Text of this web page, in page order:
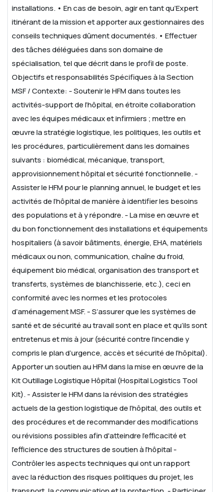
installations. • En cas de besoin, agir en tant qu’Expert
itinérant de la mission et apporter aux gestionnaires des
conseils techniques dûment documentés. • Effectuer
des tâches déléguées dans son domaine de
spécialisation, tel que décrit dans le profil de poste.
Objectifs et responsabilités Spécifiques à la Section
MSF / Contexte: - Soutenir le HFM dans toutes les
activités-support de l’hôpital, en étroite collaboration
avec les équipes médicauxet infirmiers ; mettre en
œuvre la stratégie logistique, les politiques, les outils et
les procédures, particulièrement dans les domaines
suivants : biomédical, mécanique, transport,
approvisionnement hôpital et sécurité fonctionnelle.-
Assister le HFM pour le planning annuel, le budget et les
activités de l’hôpital de manière à identifier les besoins
des populations et à y répondre.- La mise en œuvre et
du bon fonctionnement des installations et équipements
hospitaliers (à savoir bâtiments, énergie, EHA, matériels
médicaux ounon, communication, chaîne du froid,
équipement bio médical, organisation des transport et
transferts, systèmes de blanchisserie, etc.), ceci en
conformité avec les normes et les protocoles
d’aménagement MSF.- S’assurer que les systèmes de
santé et de sécurité au travail sont en place et qu’ils sont
entretenus et mis à jour (sécurité contre l’incendie y
comprisle plan d’urgence, accès et sécurité de l’hôpital).
Apporter un soutien au HFM dans la mise en œuvre de la
Kit Outillage Logistique Hôpital (HospitalLogistics Tool
Kit).- Assister le HFM dans la révision des stratégies
actuels de la gestion logistique de l’hôpital, des outils et
des procédures et de recommander desmodifications
ou révisions possibles afin d'atteindre l'efficacité et
l'efficience des structures de soutien à l'hôpital-
Contrôler les aspects techniques qui ont un rapport
avec la réduction des risques politiques du projet, les